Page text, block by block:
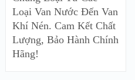
Loại Van Nước Đến Van
Khí Nén. Cam Kết Chất
Lượng, Bảo Hành Chính
Hãng!